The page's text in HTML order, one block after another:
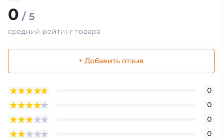
0 / 5
средний рейтинг товара
+ Добавить отзыв
0
0
0
0